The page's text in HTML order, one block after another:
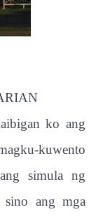
ko ang
kuwento
simula ng
sino ang mga